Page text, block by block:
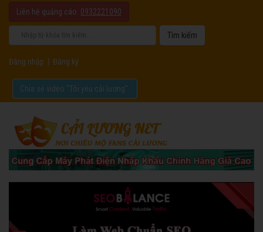
Liên hệ quảng cáo: 0932221090
Đăng nhập Đăng ký
Chia sẻ video "Tôi yêu cải lương".